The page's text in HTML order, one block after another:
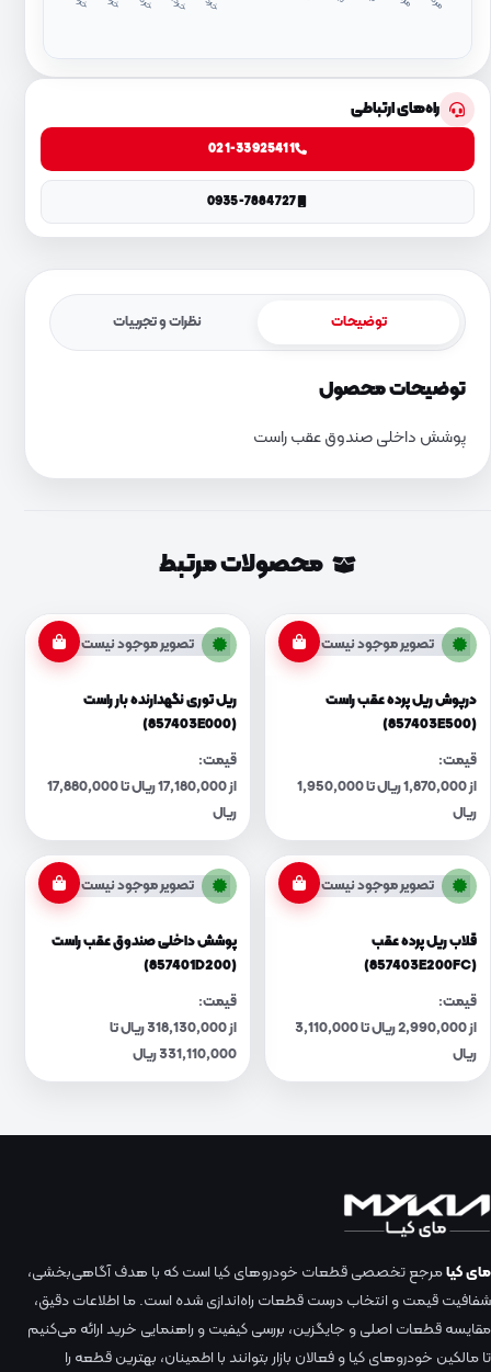
راه‌های ارتباطی
021-33925411
0935-7884727
توضیحات نظرات و تجربیات
توضیحات محصول
پوشش داخلی صندوق عقب راست
محصولات مرتبط
تصویر موجود نیست
درپوش ریل پرده عقب راست
(857403E500)
قیمت:
از 1,870,000 ریال تا 1,950,000
ریال
تصویر موجود نیست
ریل توری نگهدارنده بار راست
(857403E000)
قیمت:
از 17,180,000 ریال تا 17,880,000
ریال
تصویر موجود نیست
قلاب ریل پرده عقب
(857403E200FC)
قیمت:
از 2,990,000 ریال تا 3,110,000
ریال
تصویر موجود نیست
پوشش داخلی صندوق عقب راست
(857401D200)
قیمت:
از 318,130,000 ریال تا
331,110,000 ریال
مای کیامرجع تخصصی قطعات خودروهای کیا است که با هدف آگاهی‌بخشی،
شفافیت قیمت و انتخاب درست قطعات راه‌اندازی شده است. ما اطلاعات دقیق،
مقایسه قطعات اصلی و جایگزین، بررسی کیفیت و راهنمایی خرید ارائه می‌کنیم
تا مالکین خودروهای کیا و فعالان بازار بتوانند با اطمینان، بهترین قطعه را